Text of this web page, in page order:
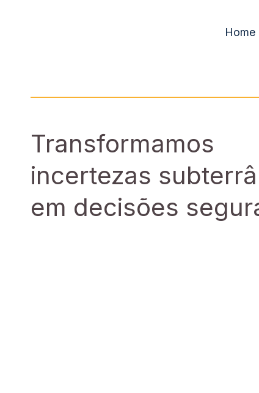
Home
Transformamos
incertezas
em decisões